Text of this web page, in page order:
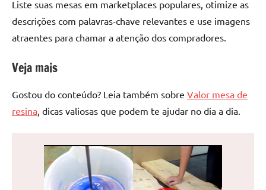
Liste suas mesas em marketplaces populares, otimize as
descrições com palavras-chave relevantes e use imagens
atraentes para chamar a atenção dos compradores.
Veja mais
Gostou do conteúdo? Leia também sobre Valor mesa de
resina , dicas valiosas que podem te ajudar no dia a dia.